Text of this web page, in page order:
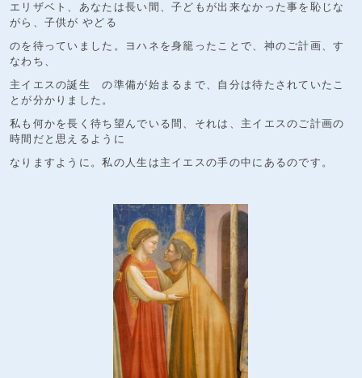
エリザベト、あなたは長い間、子どもが出来なかった事を恥じな
がら、子供が やどる
のを待っていました。ヨハネを身籠ったことで、神のご計画、す
なわち、
主イエスの誕生 の準備が始まるまで、自分は待たされていたこ
とが分かりました。
私も何かを長く待ち望んでいる間、それは、主イエスのご計画の
時間だと思えるように
なりますように。私の人生は主イエスの手の中にあるのです。